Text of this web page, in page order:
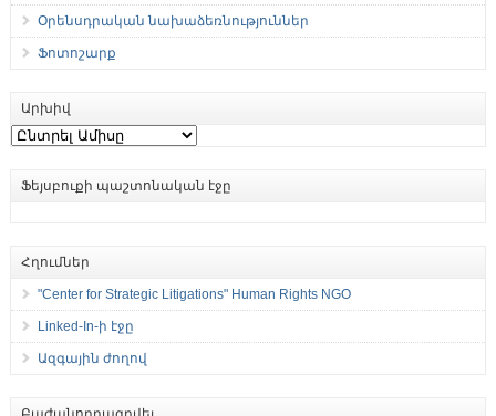
Օրենսդրական նախաձեռնություններ
Ֆոտոշարք
Արխիվ
Արխիվ
Ֆեյսբուքի պաշտոնական էջը
Հղումներ
"Center for Strategic Litigations" Human Rights NGO
Linked-In-ի էջը
Ազգային ժողով